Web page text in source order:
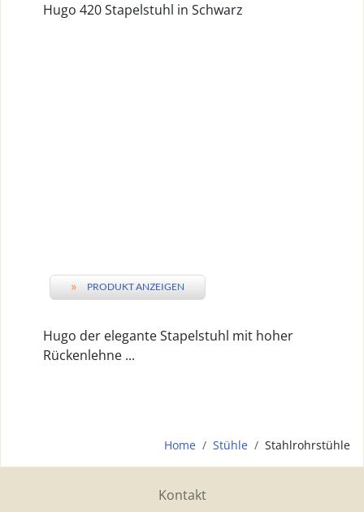
Hugo 420 Stapelstuhl in Schwarz
» PRODUKT ANZEIGEN
Hugo der elegante Stapelstuhl mit hoher
Rückenlehne ...
Home Stühle Stahlrohrstühle
Kontakt